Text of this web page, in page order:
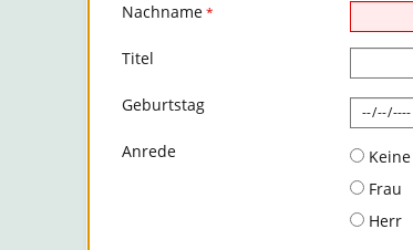
Nachname*
Titel
Geburtstag
Anrede
Keine
Frau
Herr